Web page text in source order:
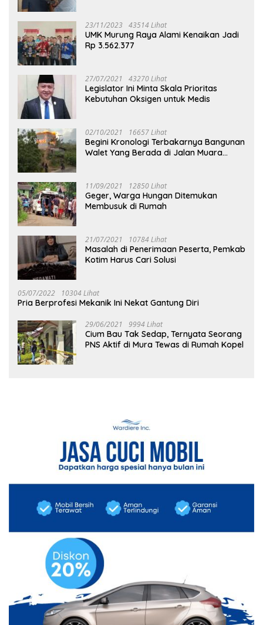
23/11/2023 43514 Lihat
UMK Murung Raya Alami Kenaikan Jadi
Rp 3.562.377
27/07/2021 43270 Lihat
Legislator Ini Minta Skala Prioritas
Kebutuhan Oksigen untuk Medis
02/10/2021 16657 Lihat
Begini Kronologi Terbakarnya Bangunan
Walet Yang Berada di Jalan Muara
11/09/2021 12850 Lihat
Geger, Warga Hungan Ditemukan
Membusuk di Rumah
21/07/2021 10784 Lihat
Masalah di Penerimaan Peserta, Pemkab
Kotim Harus Cari Solusi
05/07/2022 10304 Lihat
Pria Berprofesi Mekanik Ini Nekat Gantung Diri
29/06/2021 9994 Lihat
Cium Bau Tak Sedap, Ternyata Seorang
PNS Aktif di Mura Tewas di Rumah Kopel